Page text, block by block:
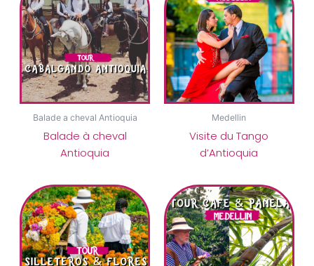
Balade a cheval Antioquia
Balade à cheval
Antioquia
Medellin
Visite du Tango
d’Antioquia